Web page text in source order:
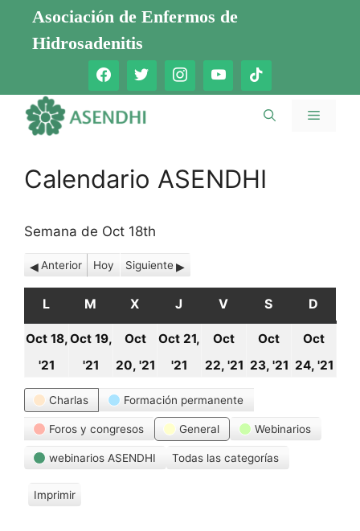
Saltar
contenido
Asociación de Enfermos de
Hidrosadenitis
Menú
Calendario ASENDHI
Semana de Oct 18th
Anterior Hoy Siguiente
L LUNES
M MARTES
X MIÉRCOLES
J JUEVES
V VIERNES
S SÁBADO
D
Oct 18,
'21
octubre,
2021
Oct 19,
'21
19
octubre,
2021
Oct
20, '21
20
octubre,
2021
Oct 21,
'21
21
octubre,
2021
Oct
22, '21 22
octubre,
2021
Oct
23, '21 23
2021
Oct
24, '21
Categorías
Charlas Formación permanente
Foros y congresos General Webinarios
webinarios ASENDHI Todas las categorías
Imprimir
V